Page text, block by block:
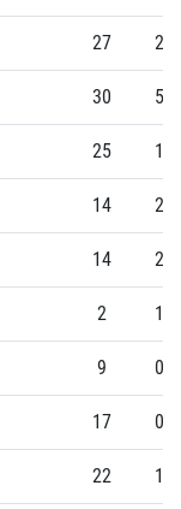
27 2
30 5
25 1
14 2
14 2
2 1
9 0
17 0
22 1